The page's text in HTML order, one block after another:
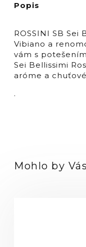
Popis
ROSSINI SB
Vibiano a
vám s
Sei Bellissimi
aróme a
.
Mohlo by